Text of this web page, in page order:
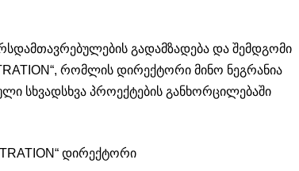
გადამზადება და შემდგომი
რომლის დირექტორი მინო ნეგრანია
სხვადსხვა პროექტების განხორცილებაში
დირექტორი